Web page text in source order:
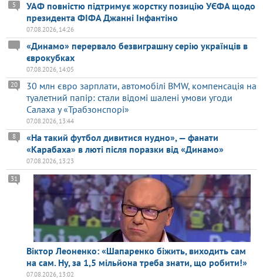
УАФ повністю підтримує жорстку позицію УЄФА щодо
президента ФІФА Джанні Інфантіно
5
07.08.2026, 14:26
«Динамо» перервало безвиграшну серію українців в
єврокубках
07.08.2026, 14:05
30 млн євро зарплати, автомобілі BMW, компенсація на
туалетний папір: стали відомі шалені умови угоди
Салаха у «Трабзонспорі»
20
07.08.2026, 13:44
«На такий футбол дивитися нудно», — фанати
«Карабаха» в люті після поразки від «Динамо»
8
07.08.2026, 13:23
Віктор Леоненко: «Шапаренко біжить, виходить сам
на сам. Ну, за 1,5 мільйона треба знати, що робити!»
31
07.08.2026, 13:02